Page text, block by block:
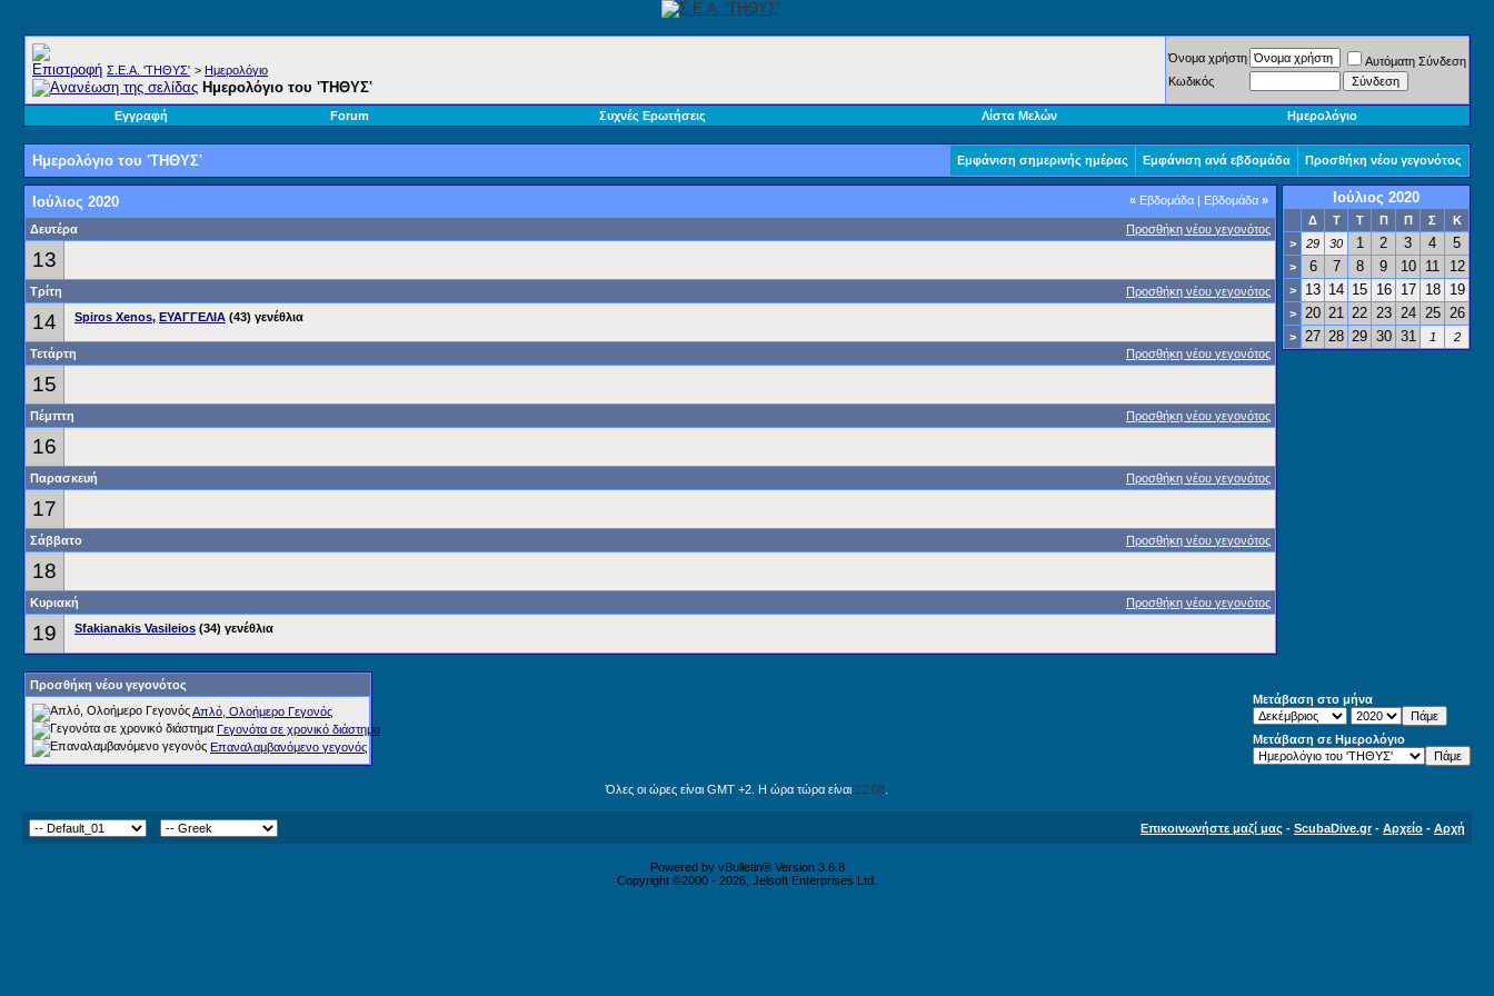
Σ.E.A. 'ΤΗΘΥΣ' > Ημερολόγιο
Ημερολόγιο του 'ΤΗΘΥΣ'
Όνομα χρήστη
Αυτόματη Σύνδεση
Κωδικός
Εγγραφή Forum Συχνές Ερωτήσεις Λίστα Μελών Ημερολόγιο
Ημερολόγιο του 'ΤΗΘΥΣ' Εμφάνιση σημερινής ημέρας Εμφάνιση ανά εβδομάδα Προσθήκη νέου γεγονότος
« Εβδομάδα | Εβδομάδα »
Ιούλιος 2020
Προσθήκη νέου γεγονότος
Δευτέρα
13
Προσθήκη νέου γεγονότος
Τρίτη
14 Spiros Xenos, ΕΥΑΓΓΕΛΙΑ (43) γενέθλια
Προσθήκη νέου γεγονότος
Τετάρτη
15
Προσθήκη νέου γεγονότος
Πέμπτη
16
Προσθήκη νέου γεγονότος
Παρασκευή
17
Προσθήκη νέου γεγονότος
Σάββατο
18
Προσθήκη νέου γεγονότος
Κυριακή
19 Sfakianakis Vasileios (34) γενέθλια
Ιούλιος 2020
Δ Τ Τ Π Π Σ
Κ
>
29 30 1 2 3 4 5
> 6 7 8 9 10 11 12
> 13 14 15 16 17 18 19
> 20 21 22 23 24 25 26
> 27 28 29 30 31 1 2
Προσθήκη νέου γεγονότος
Απλό, Ολοήμερο Γεγονός
Γεγονότα σε χρονικό διάστημα
Επαναλαμβανόμενο γεγονός
Μετάβαση στο μήνα
Μετάβαση σε Ημερολόγιο
Όλες οι ώρες είναι GMT +2. Η ώρα τώρα είναι 22:08
Επικοινωνήστε μαζί μας - ScubaDive.gr- Αρχείο - Αρχή
Powered by vBulletin® Version 3.6.8
Copyright ©2000 - 2026, Jelsoft Enterprises Ltd.